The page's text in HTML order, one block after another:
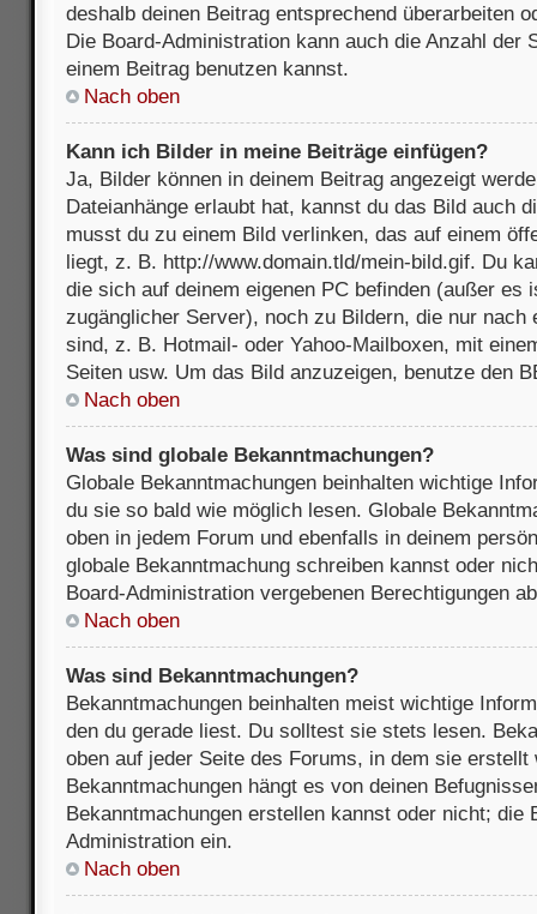
deshalb deinen Beitrag entsprechend überarbeiten
Die Board-Administration kann auch die Anzahl der
einem Beitrag benutzen kannst.
Nach oben
Kann ich Bilder in meine Beiträge einfügen?
Ja, Bilder können in deinem Beitrag angezeigt
Dateianhänge erlaubt hat, kannst du das Bild auch
musst du zu einem Bild verlinken, das auf einem
liegt, z. B. http://www.domain.tld/mein-bild.gif. Du
die sich auf deinem eigenen PC befinden (außer es
zugänglicher Server), noch zu Bildern, die nur nach
sind, z. B. Hotmail- oder Yahoo-Mailboxen, mit
Seiten usw. Um das Bild anzuzeigen, benutze den
Nach oben
Was sind globale Bekanntmachungen?
Globale Bekanntmachungen beinhalten wichtige
du sie so bald wie möglich lesen. Globale
oben in jedem Forum und ebenfalls in deinem
globale Bekanntmachung schreiben kannst oder
Board-Administration vergebenen Berechtigungen
Nach oben
Was sind Bekanntmachungen?
Bekanntmachungen beinhalten meist wichtige
den du gerade liest. Du solltest sie stets lesen.
oben auf jeder Seite des Forums, in dem sie erstellt
Bekanntmachungen hängt es von deinen
Bekanntmachungen erstellen kannst oder nicht; die
Administration ein.
Nach oben